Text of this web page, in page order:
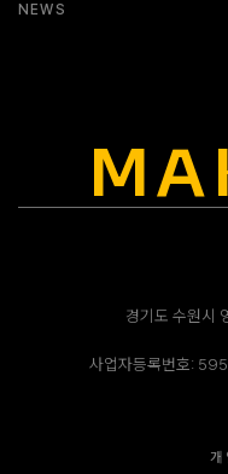
NEWS
경기도 수원시
사업자등록번호:
개